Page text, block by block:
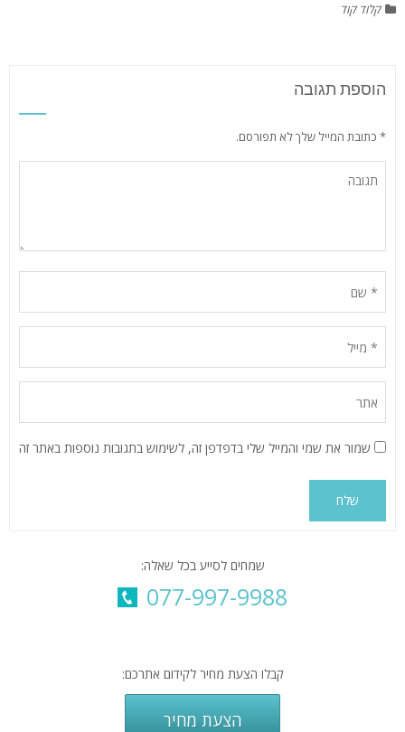
קלוד קוד
הוספת תגובה
* כתובת המייל שלך לא תפורסם.
שמור את שמי והמייל שלי בדפדפן זה, לשימוש בתגובות נוספות באתר זה
שמחים לסייע בכל שאלה:
077-997-9988
קבלו הצעת מחיר לקידום אתרכם:
הצעת מחיר